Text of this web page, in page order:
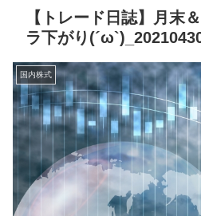
【トレード日誌】月末
ラ下がり
国内株式